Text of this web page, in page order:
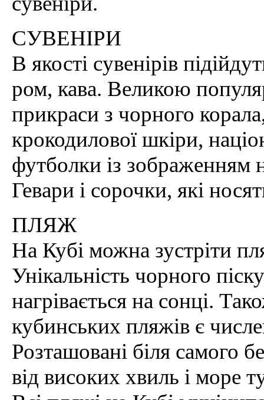
СУВЕНІРИ
В якості сувенірів
ром, кава. Великою
прикраси з чорного
крокодилової шкіри,
футболки із зображенням
Гевари і сорочки, які
ПЛЯЖ
На Кубі можна зустріти
Унікальність чорного
нагрівається на сонці.
кубинських пляжів є
Розташовані біля самого
від високих хвиль і море